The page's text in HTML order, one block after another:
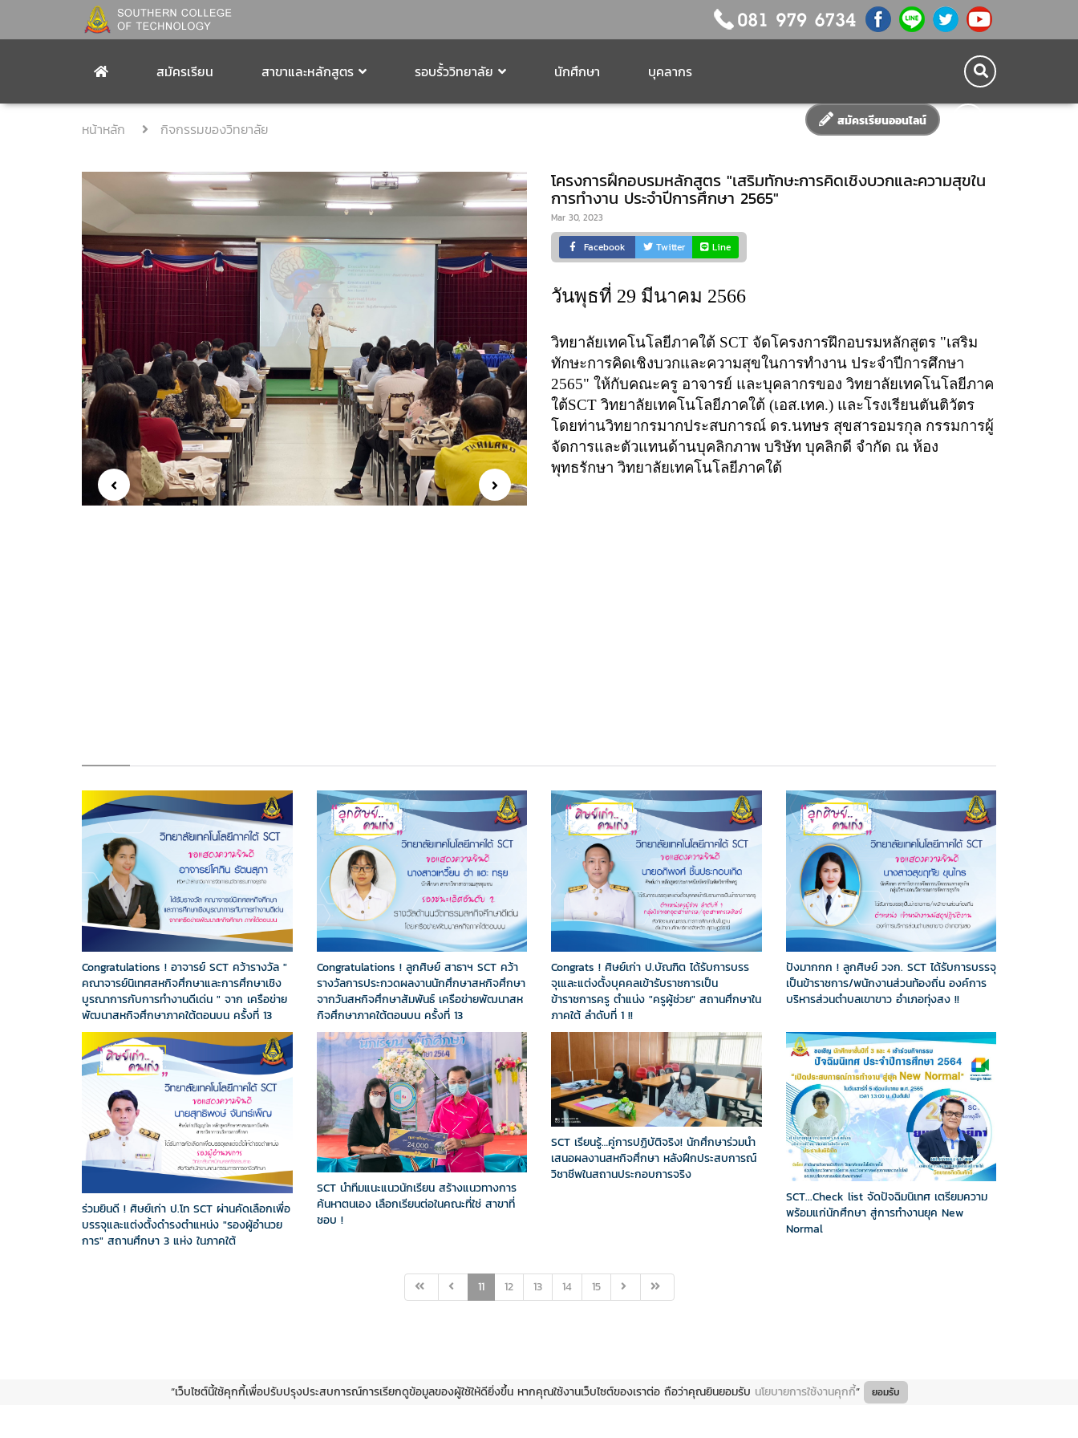
สมัครเรียน สาขาและหลักสูตร รอบรั้ววิทยาลัย นักศึกษา บุคลากร
สมัครเรียนออนไลน์
หน้าหลัก กิจกรรมของวิทยาลัย
โครงการฝึกอบรมหลักสูตร "เสริมทักษะการคิดเชิงบวกและความสุขใน
การทำงาน ประจำปีการศึกษา 2565"
Mar 30, 2023
Facebook Twitter Line
วันพุธที่ 29 มีนาคม 2566
วิทยาลัยเทคโนโลยีภาคใต้ SCT จัดโครงการฝึกอบรมหลักสูตร "เสริม
ทักษะการคิดเชิงบวกและความสุขในการทำงาน ประจำปีการศึกษา
2565" ให้กับคณะครู อาจารย์ และบุคลากรของ วิทยาลัยเทคโนโลยีภาค
ใต้SCT วิทยาลัยเทคโนโลยีภาคใต้ (เอส.เทค.) และโรงเรียนตันติวัตร
โดยท่านวิทยากรมากประสบการณ์ ดร.นทษร สุขสารอมรกุล กรรมการผู้
จัดการและตัวแทนด้านบุคลิกภาพ บริษัท บุคลิกดี จำกัด ณ ห้อง
พุทธรักษา วิทยาลัยเทคโนโลยีภาคใต้
Congratulations ! อาจารย์ SCT คว้ารางวัล "
คณาจารย์นิเทศสหกิจศึกษาและการศึกษาเชิง
บูรณาการกับการทำงานดีเด่น " จาก เครือข่าย
พัฒนาสหกิจศึกษาภาคใต้ตอนบน ครั้งที่ 13
Congratulations ! ลูกศิษย์ สาธาฯ SCT คว้า
รางวัลการประกวดผลงานนักศึกษาสหกิจศึกษา
จากวันสหกิจศึกษาสัมพันธ์ เครือข่ายพัฒนาสห
กิจศึกษาภาคใต้ตอนบน ครั้งที่ 13
Congrats ! ศิษย์เก่า ป.บัณฑิต ได้รับการบรร
จุเและแต่งตั้งบุคคลเข้ารับราชการเป็น
ข้าราชการครู ตำแน่ง "ครูผู้ช่วย" สถานศึกษาใน
ภาคใต้ ลำดับที่ 1 !!
ปังมากกก ! ลูกศิษย์ วจก. SCT ได้รับการบรรจุ
เป็นข้าราชการ/พนักงานส่วนท้องถิ่น องค์การ
บริหารส่วนตำบลเขาขาว อำเภอทุ่งสง !!
ร่วมยินดี ! ศิษย์เก่า ป.โท SCT ผ่านคัดเลือกเพื่อ
บรรจุและแต่งตั้งดำรงตำแหน่ง "รองผู้อำนวย
การ" สถานศึกษา 3 แห่ง ในภาคใต้
SCT นำทีมแนะแนวนักเรียน สร้างแนวทางการ
ค้นหาตนเอง เลือกเรียนต่อในคณะที่ใช่ สาขาที่
ชอบ !
SCT เรียนรู้…คู่การปฏิบัติจริง! นักศึกษาร่วมนำ
เสนอผลงานสหกิจศึกษา หลังฝึกประสบการณ์
วิชาชีพในสถานประกอบการจริง
SCT...Check list จัดปัจฉิมนิเทศ เตรียมความ
พร้อมแก่นักศึกษา สู่การทำงานยุค New
Normal
11 12 13 14 15
“เว็บไซต์นี้ใช้คุกกี้เพื่อปรับปรุงประสบการณ์การเรียกดูข้อมูลของผู้ใช้ให้ดียิ่งขึ้น หากคุณใช้งานเว็บไซต์ของเราต่อ ถือว่าคุณยินยอมรับ นโยบายการใช้งานคุกกี้” ยอมรับ